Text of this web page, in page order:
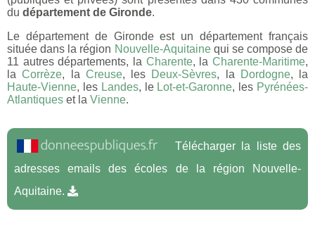
du département de Gironde.
Le département de Gironde est un département français
située dans la région Nouvelle-Aquitainequi se compose de
11 autres départements, la Charente, laCharente-Maritime,
laCorrèze, la Creuse, les Deux-Sèvres, la Dordogne, la
Haute-Vienne, les Landes, le Lot-et-Garonne, les Pyrénées-
Atlantiques et la Vienne.
Télécharger la liste des
adresses emails des écoles de la région Nouvelle-
Aquitaine.